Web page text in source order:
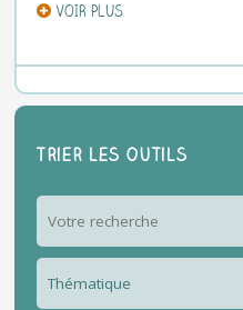
VOIR PLUS
Trier les outils